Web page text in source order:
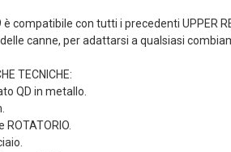
è compatibile con tutti i precedenti UPPER
canne, per adattarsi a qualsiasi
TECNICHE:
QD in metallo.
ROTATORIO.